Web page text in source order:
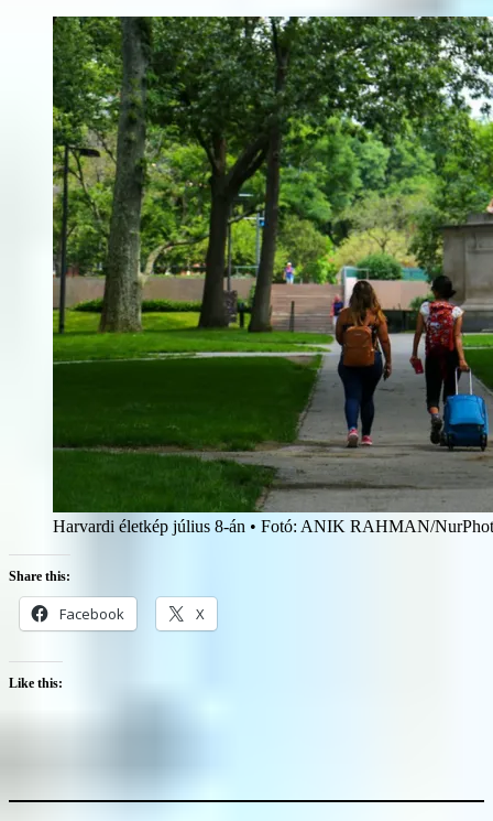
Harvardi életkép július 8-án • Fotó: ANIK RAHMAN/
Share this:
Facebook X
Like this: